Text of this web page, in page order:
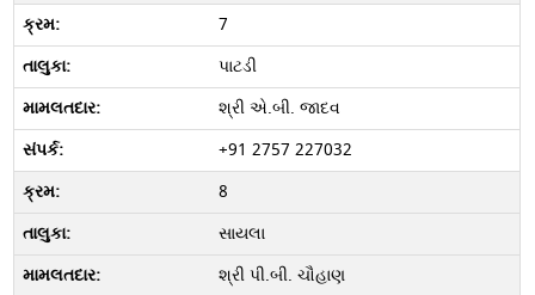
7
પાટડી
શ્રી એ.બી. જાદવ
+91 2757 227032
8
સાયલા
શ્રી પી.બી. ચૌહાણ